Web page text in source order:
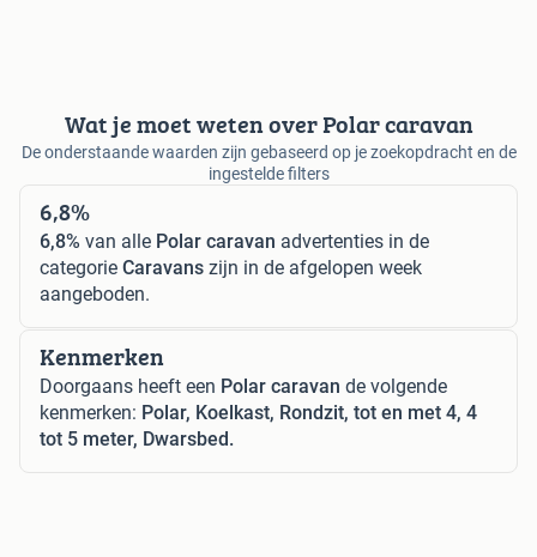
Wat je moet weten over Polar caravan
De onderstaande waarden zijn gebaseerd op je zoekopdracht en de
ingestelde filters
6,8%
6,8% van alle Polar caravan advertenties in de
categorie Caravans zijn in de afgelopen week
aangeboden.
Kenmerken
Doorgaans heeft een Polar caravan de volgende
kenmerken: Polar, Koelkast, Rondzit, tot en met 4, 4
tot 5 meter, Dwarsbed.